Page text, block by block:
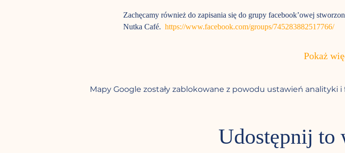
Zachęcamy również do zapisania się do grupy facebook’owej
Nutka Café. https://www.facebook.com/groups/745283882517766/
Pokaż
Mapy Google zostały zablokowane z powodu ustawień analityki
Udostępnij to